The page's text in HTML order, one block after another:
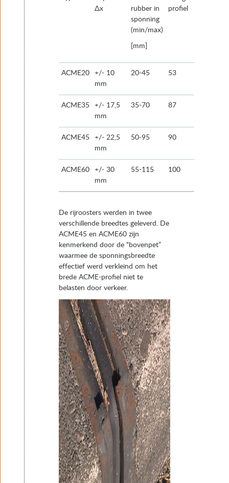
Δx
rubber in
sponning
(min/max)
[mm]
profiel
ACME20
+/- 10
mm
20-45 53
ACME35
+/- 17,5
mm
35-70 87
ACME45
+/- 22,5
mm
50-95 90
ACME60
+/- 30
mm
55-115 100
De rijroosters werden in twee
verschillende breedtes geleverd. De
ACME45 en ACME60 zijn
kenmerkend door de “bovenpet”
waarmee de sponningsbreedte
effectief werd verkleind om het
brede ACME-profiel niet te
belasten door verkeer.